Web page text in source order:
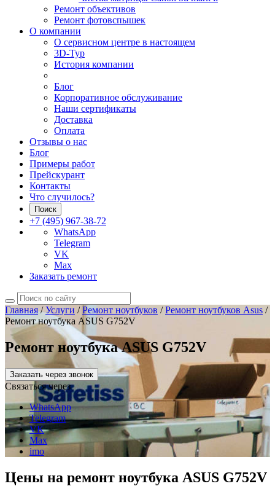
Ремонт объективов
Ремонт фотовспышек
О компании
О сервисном центре в настоящем
3D-Тур
История компании
Блог
Корпоративное обслуживание
Наши сертификаты
Доставка
Оплата
Отзывы о нас
Блог
Примеры работ
Прейскурант
Контакты
Что случилось?
Поиск
+7 (495) 967-38-72
WhatsApp
Telegram
VK
Max
Заказать ремонт
Главная/Услуги /Ремонт ноутбуков /Ремонт ноутбуков Asus /
Ремонт ноутбука ASUS G752V
Ремонт ноутбука ASUS G752V
Заказать через звонок
Связаться через
WhatsApp
Telegram
VK
Max
imo
Цены на ремонт ноутбука ASUS G752V